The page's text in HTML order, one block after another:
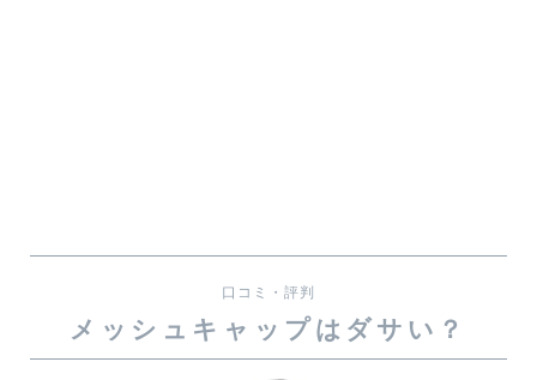
口コミ・評判
メッシュキャップはダサい？